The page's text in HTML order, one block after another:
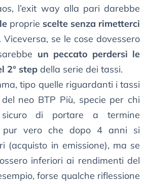
l’exit way alla pari darebbe
proprie scelte senza rimetterci
. Viceversa, se le cose dovessero
un peccato perdersi le
2° step della serie dei tassi.
tipo quelle riguardanti i tassi
neo BTP Più, specie per chi
di portare a termine
pur vero che dopo 4 anni si
(acquisto in emissione), ma se
inferiori ai rendimenti del
forse qualche riflessione